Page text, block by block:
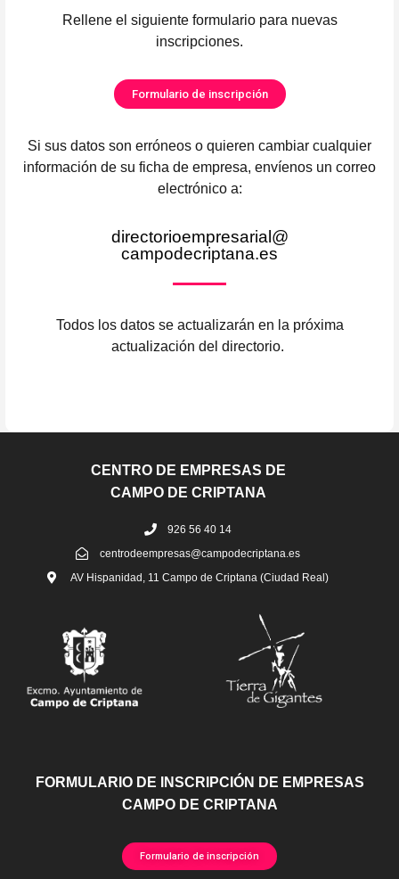
Rellene el siguiente formulario para nuevas
inscripciones.
Formulario de inscripción
Si sus datos son erróneos o quieren cambiar cualquier
información de su ficha de empresa, envíenos un correo
electrónico a:
directorioempresarial@
campodecriptana.es
Todos los datos se actualizarán en la próxima
actualización del directorio.
CENTRO DE EMPRESAS DE
CAMPO DE CRIPTANA
926 56 40 14
centrodeempresas@campodecriptana.es
AV Hispanidad, 11 Campo de Criptana (Ciudad Real)
FORMULARIO DE INSCRIPCIÓN DE EMPRESAS
CAMPO DE CRIPTANA
Formulario de inscripción